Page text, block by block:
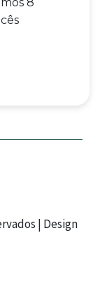
| Design